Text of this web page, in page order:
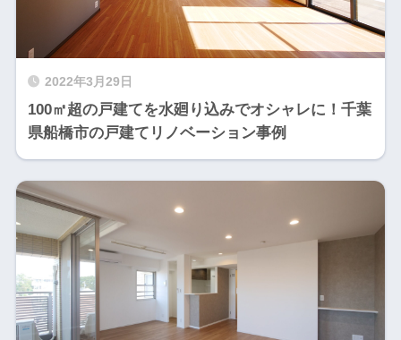
2022年3月29日
100㎡超の戸建てを水廻り込みでオシャレに！千葉
県船橋市の戸建てリノベーション事例